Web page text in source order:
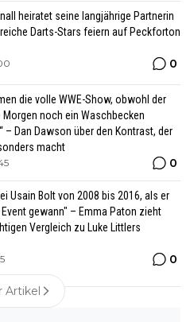
heiratet seine langjährige Partnerin
Darts-Stars feiern auf Peckforton
0
die volle WWE-Show, obwohl der
Morgen noch ein Waschbecken
– Dan Dawson über den Kontrast, der
macht
0
Usain Bolt von 2008 bis 2016, als er
gewann" – Emma Paton zieht
Vergleich zu Luke Littlers
0
Artikel